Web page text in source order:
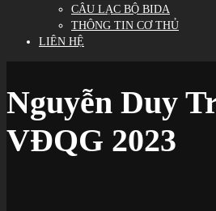
CÂU LẠC BỘ BIDA
THÔNG TIN CƠ THỦ
LIÊN HỆ
Nguyễn Duy
VĐQG 2023